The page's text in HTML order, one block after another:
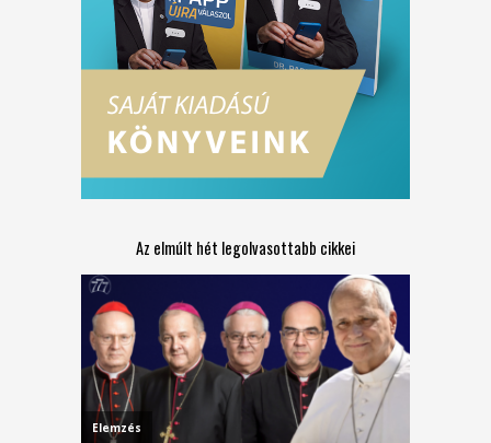
Az elmúlt hét legolvasottabb cikkei